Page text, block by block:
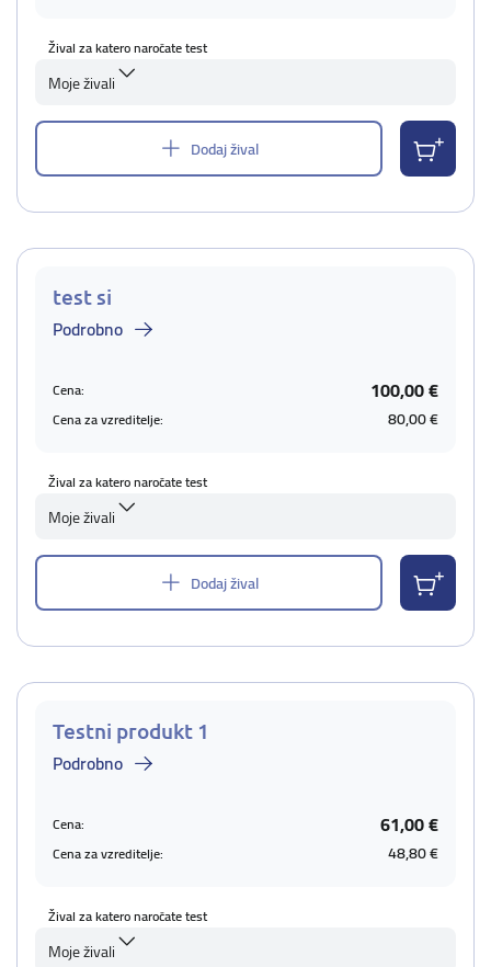
Žival za katero naročate test
Moje živali
Dodaj žival
test si
Podrobno
Cena: 100,00 €
Cena za vzreditelje: 80,00 €
Žival za katero naročate test
Moje živali
Dodaj žival
Testni produkt 1
Podrobno
Cena: 61,00 €
Cena za vzreditelje: 48,80 €
Žival za katero naročate test
Moje živali